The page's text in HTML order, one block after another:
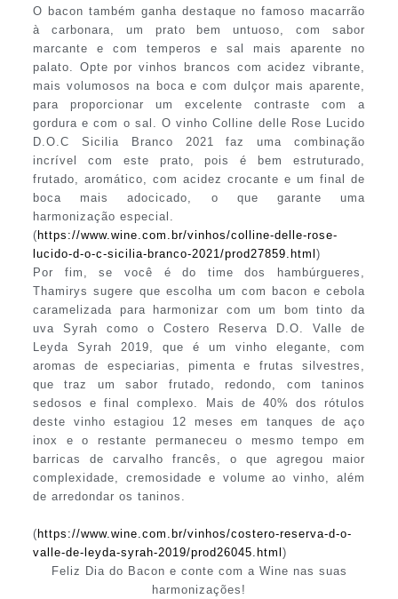
O bacon também ganha destaque no famoso macarrão
à carbonara, um prato bem untuoso, com sabor
marcante e com temperos e sal mais aparente no
palato. Opte por vinhos brancos com acidez vibrante,
mais volumosos na boca e com dulçor mais aparente,
para proporcionar um excelente contraste com a
gordura e com o sal. O vinho Colline delle Rose Lucido
D.O.C Sicilia Branco 2021 faz uma combinação
incrível com este prato, pois é bem estruturado,
frutado, aromático, com acidez crocante e um final de
boca mais adocicado, o que garante uma
harmonização especial.
( https://www.wine.com.br/vinhos/colline-delle-rose-
lucido-d-o-c-sicilia-branco-2021/prod27859.html )
Por fim, se você é do time dos hambúrgueres,
Thamirys sugere que escolha um com bacon e cebola
caramelizada para harmonizar com um bom tinto da
uva Syrah como o Costero Reserva D.O. Valle de
Leyda Syrah 2019, que é um vinho elegante, com
aromas de especiarias, pimenta e frutas silvestres,
que traz um sabor frutado, redondo, com taninos
sedosos e final complexo. Mais de 40% dos rótulos
deste vinho estagiou 12 meses em tanques de aço
inox e o restante permaneceu o mesmo tempo em
barricas de carvalho francês, o que agregou maior
complexidade, cremosidade e volume ao vinho, além
de arredondar os taninos.
( https://www.wine.com.br/vinhos/costero-reserva-d-o-
valle-de-leyda-syrah-2019/prod26045.html )
Feliz Dia do Bacon e conte com a Wine nas suas
harmonizações!